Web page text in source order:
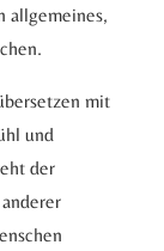
allgemeines,
mit
und
der